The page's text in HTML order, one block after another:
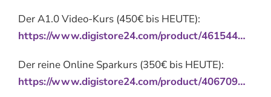
Der A1.0 Video-Kurs (450€ bis HEUTE):
https://www.digistore24.com/product/461544…
Der reine Online Sparkurs (350€ bis HEUTE):
https://www.digistore24.com/product/406709…